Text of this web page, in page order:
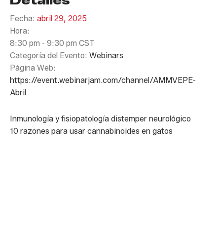
Fecha: abril 29, 2025
Hora:
8:30 pm - 9:30 pm CST
Categoría del Evento: Webinars
Página Web:
https://event.webinarjam.com/channel/AMMVEPE-
Abril
Inmunología y fisiopatología distemper neurológico
10 razones para usar cannabinoides en gatos